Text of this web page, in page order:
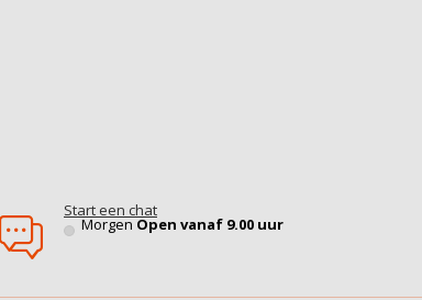
Start een chat
MorgenOpen vanaf 9.00 uur